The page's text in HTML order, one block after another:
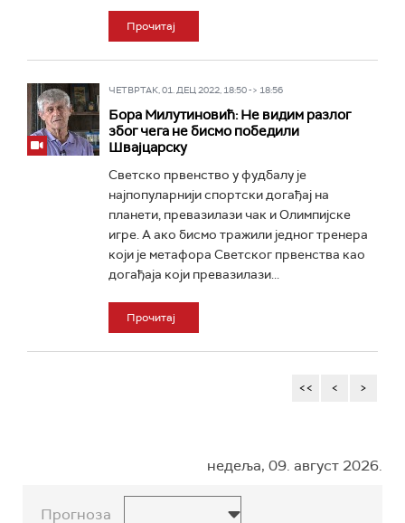
Прочитај
ЧЕТВРТАК, 01. ДЕЦ 2022, 18:50 -> 18:56
Бора Милутиновић: Не видим разлог
због чега не бисмо победили
Швајцарску
Светско првенство у фудбалу је
најпопуларнији спортски догађај на
планети, превазилази чак и Олимпијске
игре. А ако бисмо тражили једног тренера
који је метафора Светског првенства као
догађаја који превазилази...
Прочитај
<< < >
недеља, 09. август 2026.
Прогноза